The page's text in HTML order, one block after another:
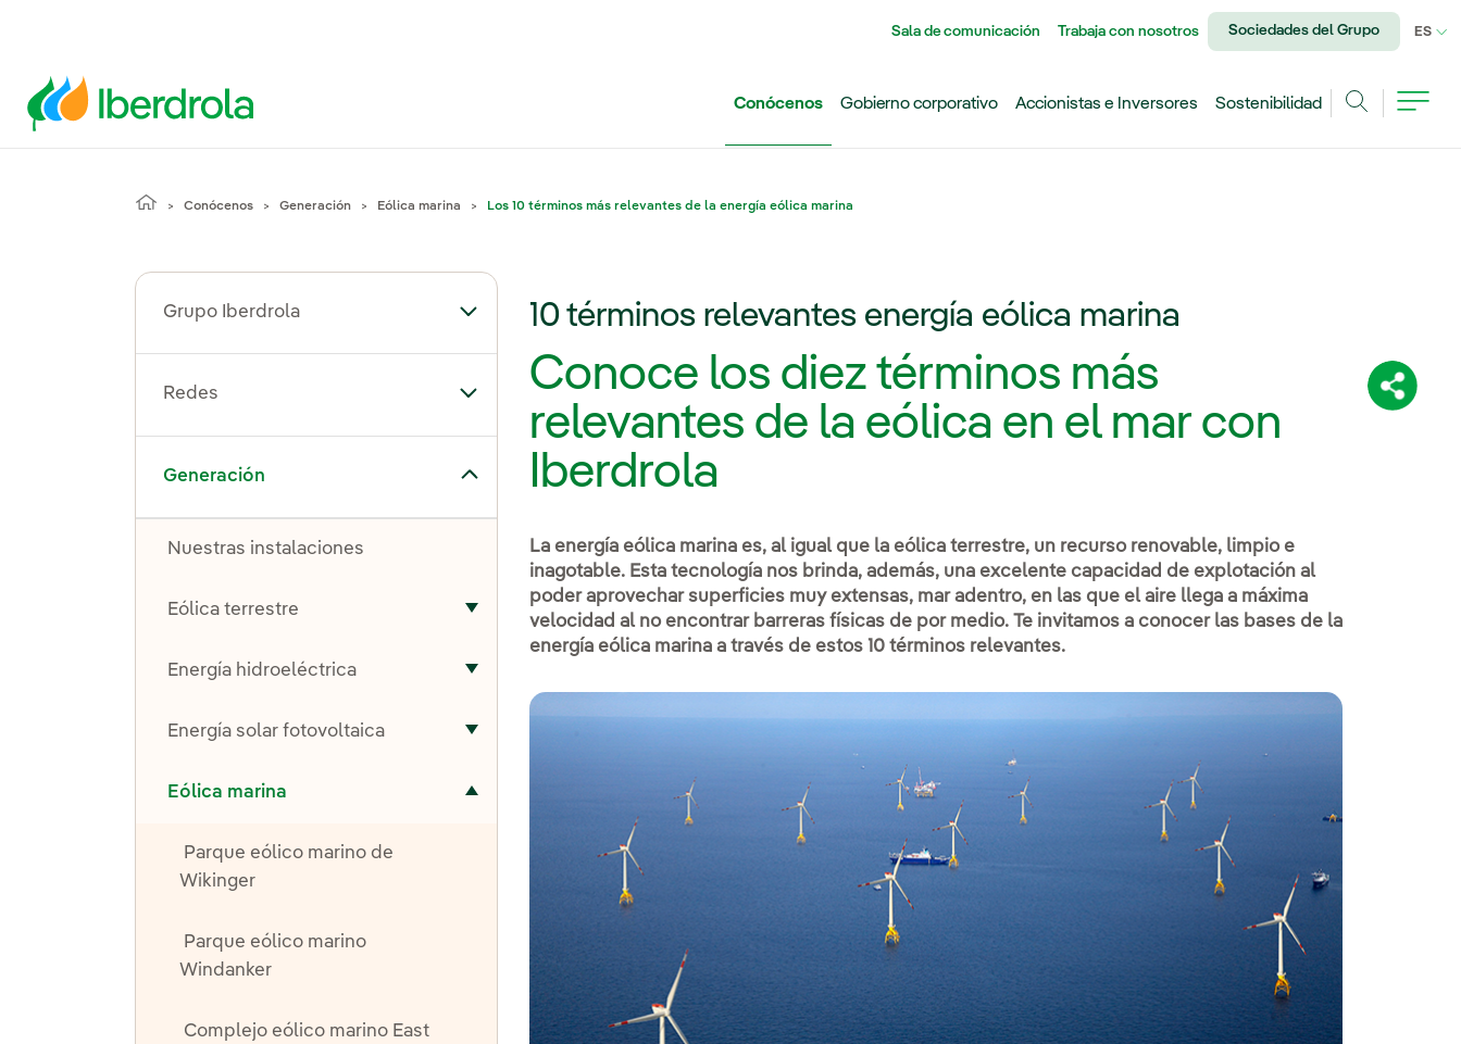
Sala de comunicación Trabaja con nosotros Sociedades del Grupo ES
Conócenos Gobierno corporativo Accionistas e Inversores
Sostenibilidad
Conócenos Generación Eólica marina Los 10 términos más relevantes de la energía eólica marina
Grupo Iberdrola Alternar el submenú para Grupo Iberdrola
Redes Alternar el submenú para Redes
Generación
Alternar el submenú para Generación
Nuestras instalaciones
Eólica terrestre
Alternar el submenú para Eólica terrestre
Energía hidroeléctrica
Energía solar fotovoltaica
Eólica marina
Parque eólico marino de
Wikinger
Parque eólico marino
Windanker
Complejo eólico marino East
10 términos relevantes energía eólica marina
Conoce los diez términos más
relevantes de la eólica en el mar con
Iberdrola
La energía eólica marina es, al igual que la eólica terrestre, un recurso renovable, limpio e
inagotable. Esta tecnología nos brinda, además, una excelente capacidad de explotación al
poder aprovechar superficies muy extensas, mar adentro, en las que el aire llega a máxima
velocidad al no encontrar barreras físicas de por medio. Te invitamos a conocer las bases de la
energía eólica marina a través de estos 10 términos relevantes.